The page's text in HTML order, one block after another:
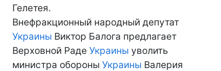
Гелетея.
Внефракционный народный депутат
Украины Виктор Балога предлагает
Верховной Раде Украины уволить
министра обороны Украины Валерия